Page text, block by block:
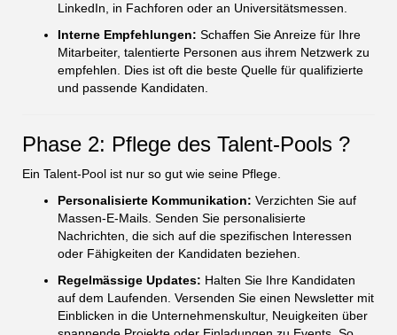
LinkedIn, in Fachforen oder an Universitätsmessen.
Interne Empfehlungen: Schaffen Sie Anreize für Ihre
Mitarbeiter, talentierte Personen aus ihrem Netzwerk zu
empfehlen. Dies ist oft die beste Quelle für qualifizierte
und passende Kandidaten.
Phase 2: Pflege des Talent-Pools ?
Ein Talent-Pool ist nur so gut wie seine Pflege.
Personalisierte Kommunikation: Verzichten Sie auf
Massen-E-Mails. Senden Sie personalisierte
Nachrichten, die sich auf die spezifischen Interessen
oder Fähigkeiten der Kandidaten beziehen.
Regelmässige Updates: Halten Sie Ihre Kandidaten
auf dem Laufenden. Versenden Sie einen Newsletter mit
Einblicken in die Unternehmenskultur, Neuigkeiten über